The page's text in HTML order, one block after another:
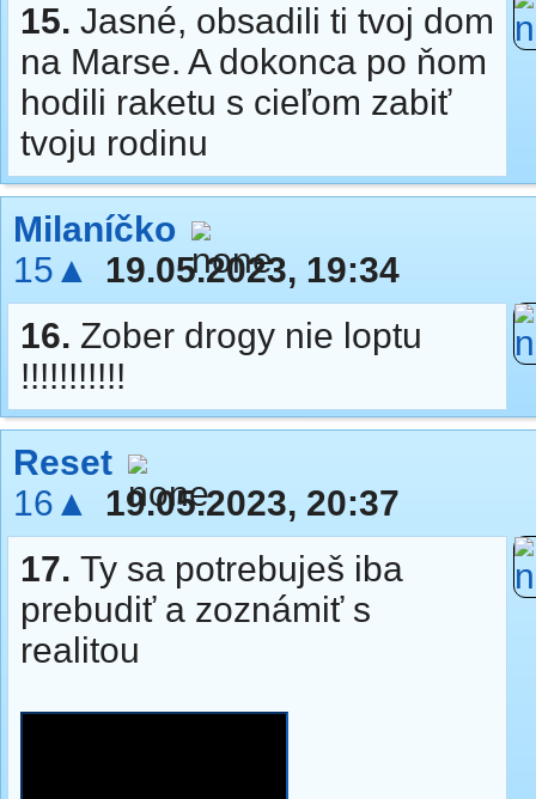
15. Jasné, obsadili ti tvoj dom
na Marse. A dokonca po ňom
hodili raketu s cieľom zabiť
tvoju rodinu
Milaníčko
15▲
19.05.2023, 19:34
16. Zober drogy nie loptu
!!!!!!!!!!!
Reset
16▲
19.05.2023, 20:37
17. Ty sa potrebuješ iba
prebudiť a zoznámiť s
realitou